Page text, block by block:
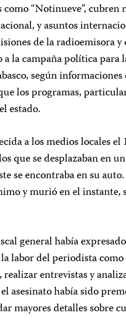
como “Notinueve”,
y asuntos
de la radioemisora
a la campaña política para
según
los programas,
estado.
a los medios locales
que se desplazaban en
se encontraba en su
y murió en el instante,
general había
labor del periodista
realizar entrevistas y
asesinato había sido
mayores detalles sobre